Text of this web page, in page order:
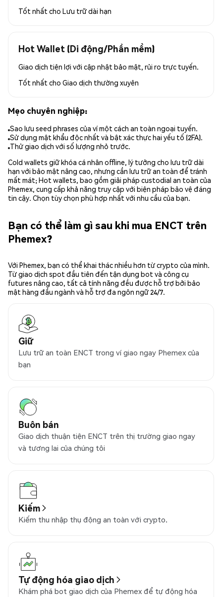
Tốt nhất cho Lưu trữ dài hạn
Hot Wallet (Di động/Phần mềm)
Giao dịch tiện lợi với cập nhật bảo mật, rủi ro trực tuyến.
Tốt nhất cho Giao dịch thường xuyên
Mẹo chuyên nghiệp:
Sao lưu seed phrases của ví một cách an toàn ngoại tuyến.
Sử dụng mật khẩu độc nhất và bật xác thực hai yếu tố (2FA).
Thử giao dịch với số lượng nhỏ trước.
Cold wallets giữ khóa cá nhân offline, lý tưởng cho lưu trữ dài
hạn với bảo mật nâng cao, nhưng cần lưu trữ an toàn để tránh
mất mát; Hot wallets, bao gồm giải pháp custodial an toàn của
Phemex, cung cấp khả năng truy cập với biện pháp bảo vệ đáng
tin cậy. Chọn tùy chọn phù hợp nhất với nhu cầu của bạn.
Bạn có thể làm gì sau khi mua ENCT trên
Phemex?
Với Phemex, bạn có thể khai thác nhiều hơn từ crypto của mình.
Từ giao dịch spot đầu tiên đến tận dụng bot và công cụ
futures nâng cao, tất cả tính năng đều được hỗ trợ bởi bảo
mật hàng đầu ngành và hỗ trợ đa ngôn ngữ 24/7.
Giữ
Lưu trữ an toàn ENCT trong ví giao ngay Phemex của
bạn
Buôn bán
Giao dịch thuận tiện ENCT trên thị trường giao ngay
và tương lai của chúng tôi
Kiếm
Kiếm thu nhập thụ động an toàn với crypto.
Tự động hóa giao dịch
Khám phá bot giao dịch của Phemex để tự động hóa